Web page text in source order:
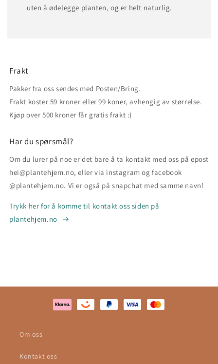
uten å ødelegge planten, og er helt naturlig.
Frakt
Pakker fra oss sendes med Posten/Bring.
Frakt koster 59 kroner eller 99 koner, avhengig av størrelse.
Kjøp over 500 kroner får gratis frakt :)
Har du spørsmål?
Om du lurer på noe er det bare å ta kontakt med oss på epost
hei@plantehjem.no, eller via instagram og facebook
@plantehjem.no. Vi er også på snapchat med samme navn!
Trykk her for å komme til kontakt oss siden på
plantehjem.no
Om oss
Kontakt oss